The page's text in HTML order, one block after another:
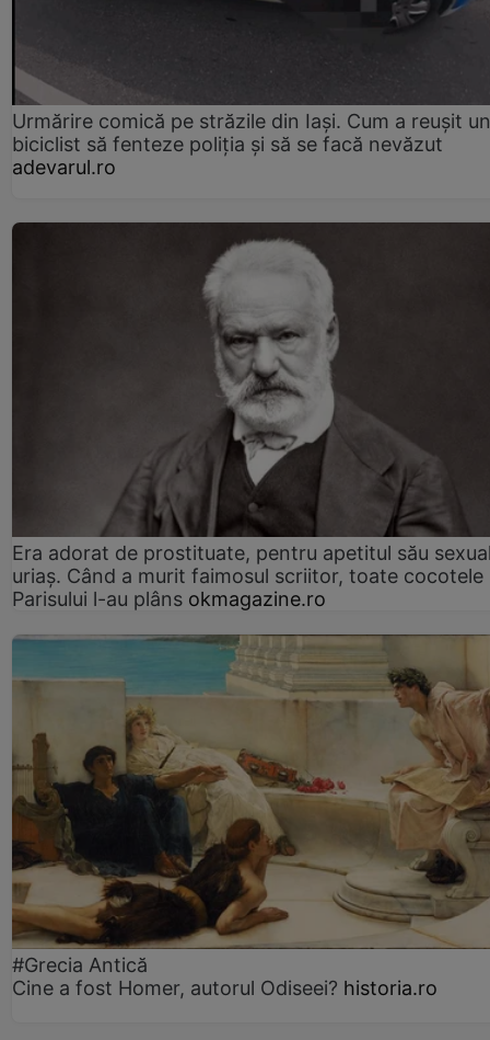
Urmărire comică pe străzile din Iași. Cum a reușit un
biciclist să fenteze poliția și să se facă nevăzut
adevarul.ro
Era adorat de prostituate, pentru apetitul său
uriaș. Când a murit faimosul scriitor, toate cocotele
Parisului l-au plâns okmagazine.ro
#Grecia Antică
Cine a fost Homer, autorul Odiseei? historia.ro